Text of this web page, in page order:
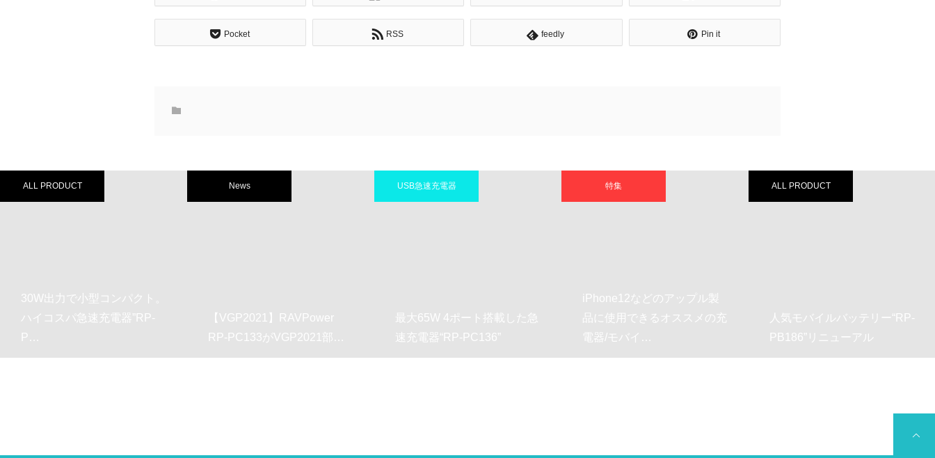
Pocket RSS feedly Pin it
コンパクト。
電器”RP-
【VGP2021】RAVPower
RP-PC133がVGP2021部…
最大65W 4ポート搭載した急
速充電器“RP-PC136”
iPhone12などのアップル製
品に使用できるオススメの充
電器/モバイ…
人気モバイルバッテリー“RP-
PB186”リニューアル
大容量
電源“RP-